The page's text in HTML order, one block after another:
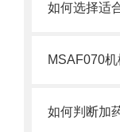
如何选择适
如何判断加